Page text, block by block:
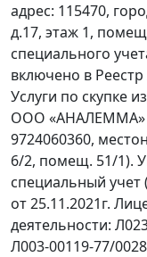
адрес: 115470,
д.17, этаж 1,
специального
включено в
Услуги по скупке
ООО «АНАЛЕММА»
9724060360,
6/2, помещ. 51/1).
специальный
от 25.11.2021г.
деятельности:
Л003-00119-77/